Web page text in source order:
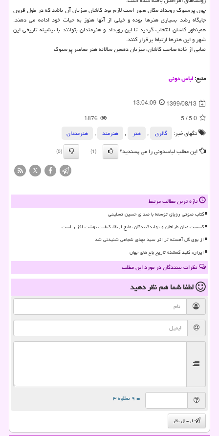
چون پرسبوک رویداد مکان محور است لازم بود کاشان میزبان آن باشد که در طول قرون
جایگاه رشد بسیاری هنرها بوده و خیلی از آنها هنوز به حیات خود ادامه می دهند.
همینطور کاشان انتخاب گردید تا این رویداد و هنرمندان بتوانند با پیشینه تاریخی این
شهر و این هنرها ارتباط برقرار کنند.
نمایی از خانه صاحب کاشان، میزبان دهمین سالانه هنر معاصر پِرسبوک
منبع:لباس دونی
1399/08/13
13:04:09
5.0
/
5
1876
تگهای خبر:
گالری , هنر , هنرمند ,
هنرمندان
این مطلب لباسدونی را می پسندید؟
(1)
(0)
X
تازه ترین مطالب مرتبط
کتاب صوتی رویای توسعه با صدای حسین تسلیمی
گسست میان طراحان و تولیدکنندگان، مانع ارتقاء کیفیت نوشت افزار است
از بوی گل آهسته تر اثر سید مهدی شجاعی شنیدنی شد
ایران، کلید گمشده تاریخ باغ های جهان
نظرات بینندگان در مورد این مطلب
لطفا شما همنظر دهید
= ۹ بعلاوه ۳
ارسال نظر